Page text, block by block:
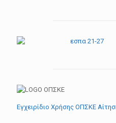
Εγχειρίδιο Χρήσης ΟΠΣΚΕ